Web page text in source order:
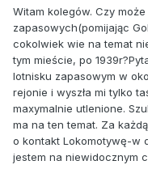
Witam kolegów. Czy
zapasowych(pomijając
cokolwiek wie na temat
tym mieście, po
lotnisku zapasowym w
rejonie i wyszła mi tylko
maxymalnie utlenione.
ma na ten temat. Za
o kontakt Lokomotywę-w
jestem na niewidocznym